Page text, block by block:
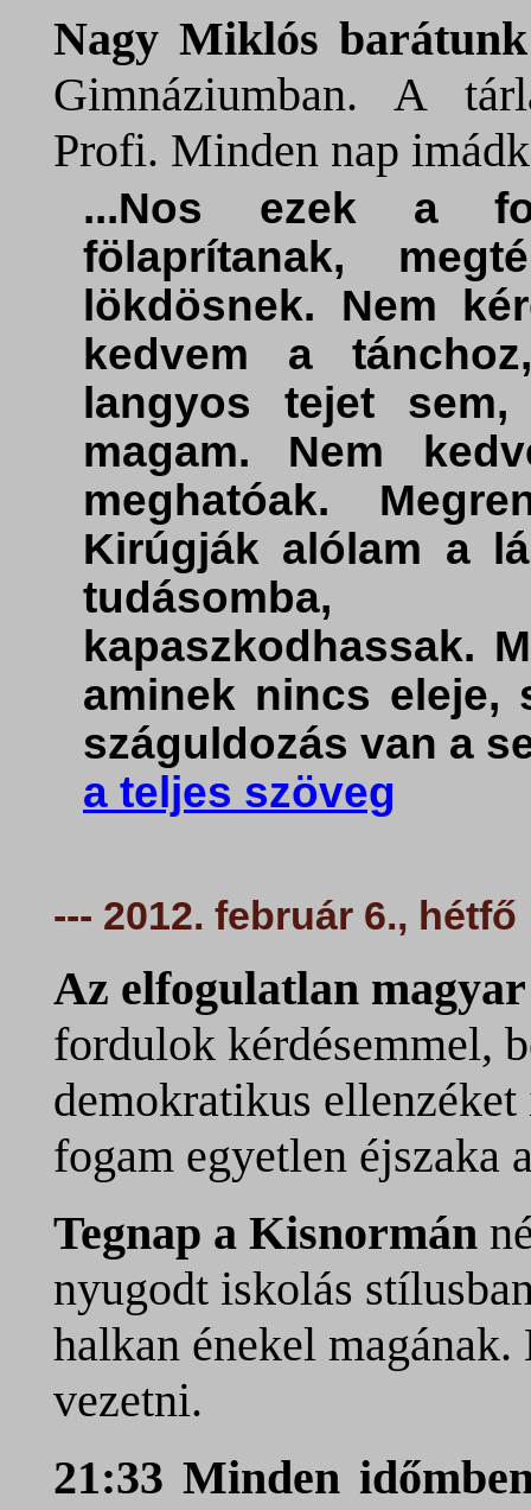
Nagy Miklós barátunk
Gimnáziumban. A
Profi. Minden nap
...Nos ezek a
fölaprítanak,
lökdösnek. Nem
kedvem a
langyos tejet
magam. Nem
meghatóak.
Kirúgják alólam a
tudásomba,
kapaszkodhassak.
aminek nincs eleje,
száguldozás van a
a teljes szöveg
--- 2012. február 6., hétfő
Az elfogulatlan magyar
fordulok kérdésemmel,
demokratikus
fogam egyetlen
Tegnap a Kisnormán
nyugodt iskolás
halkan énekel
vezetni.
21:33 Minden